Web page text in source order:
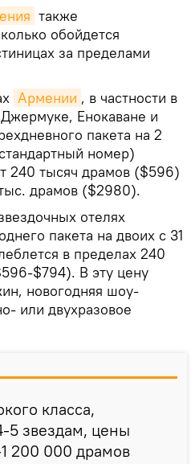
также
обойдется
за пределами
Армении , в частности в
Енокаване и
пакета на 2
номер)
240 тысяч драмов ($596)
драмов ($2980).
отелях
пакета на двоих с 31
в пределах 240
$794). В эту цену
новогодняя шоу-
или двухразовое
класса,
5 звездам, цены
200 000 драмов